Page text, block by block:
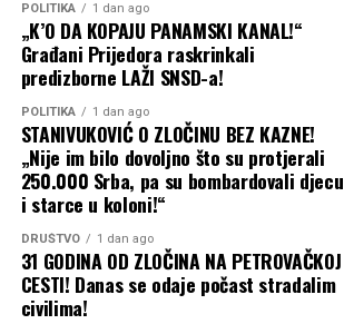
POLITIKA 1 dan ago
„K’O DA KOPAJU PANAMSKI KANAL!“
Građani Prijedora raskrinkali
predizborne LAŽI SNSD-a!
POLITIKA 1 dan ago
STANIVUKOVIĆ O ZLOČINU BEZ KAZNE!
„Nije im bilo dovoljno što su protjerali
250.000 Srba, pa su bombardovali djecu
i starce u koloni!“
DRUŠTVO 1 dan ago
31 GODINA OD ZLOČINA NA PETROVAČKOJ
CESTI! Danas se odaje počast stradalim
civilima!